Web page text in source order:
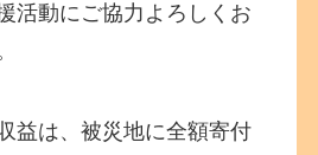
活動にご協力よろしくお
益は、被災地に全額寄付